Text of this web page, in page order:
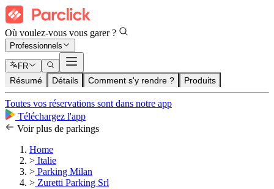
Où voulez-vous vous garer ?
Professionnels
FR
Résumé Détails Comment s'y rendre ? Produits
Toutes vos réservations sont dans notre app
Téléchargez l'app
Voir plus de parkings
Home
> Italie
> Parking Milan
> Zuretti Parking Srl